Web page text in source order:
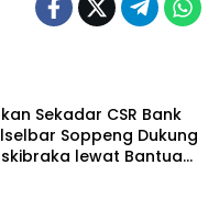
Sekadar CSR Bank
Soppeng Dukung
lewat Bantuan